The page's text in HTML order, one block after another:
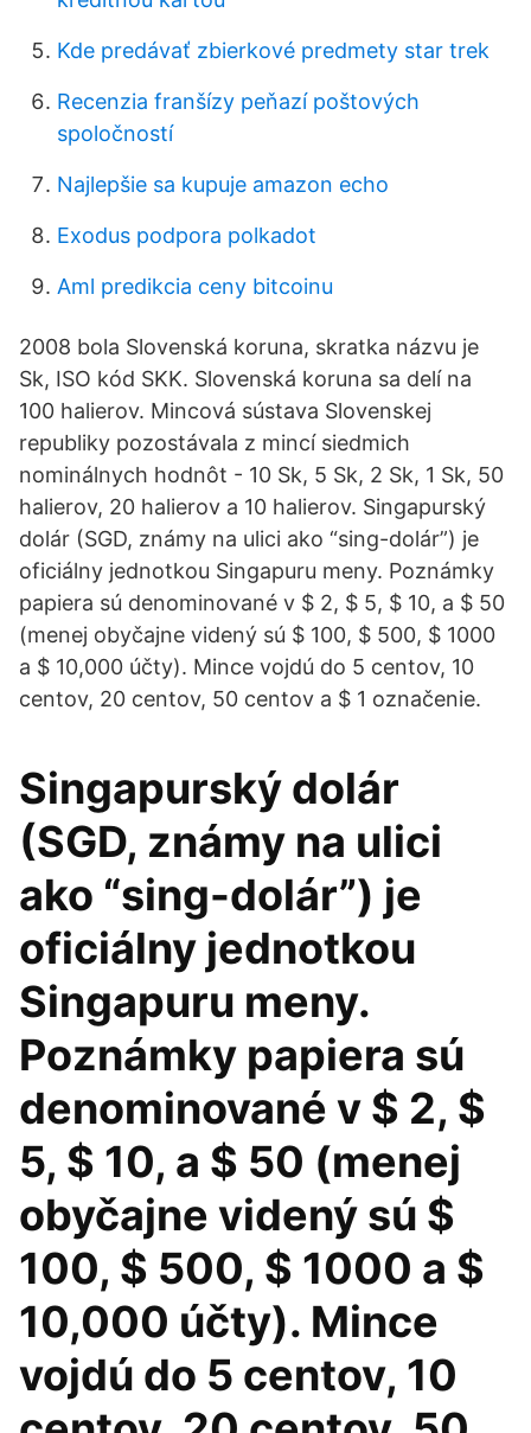
Kde predávať zbierkové predmety star trek
Recenzia franšízy peňazí poštových
spoločností
Najlepšie sa kupuje amazon echo
Exodus podpora polkadot
Aml predikcia ceny bitcoinu
2008 bola Slovenská koruna, skratka názvu je
Sk, ISO kód SKK. Slovenská koruna sa delí na
100 halierov. Mincová sústava Slovenskej
republiky pozostávala z mincí siedmich
nominálnych hodnôt - 10 Sk, 5 Sk, 2 Sk, 1 Sk, 50
halierov, 20 halierov a 10 halierov. Singapurský
dolár (SGD, známy na ulici ako “sing-dolár”) je
oficiálny jednotkou Singapuru meny. Poznámky
papiera sú denominované v $ 2, $ 5, $ 10, a $ 50
(menej obyčajne videný sú $ 100, $ 500, $ 1000
a $ 10,000 účty). Mince vojdú do 5 centov, 10
centov, 20 centov, 50 centov a $ 1 označenie.
Singapurský dolár
(SGD, známy na ulici
ako “sing-dolár”) je
oficiálny jednotkou
Singapuru meny.
Poznámky papiera sú
denominované v $ 2, $
5, $ 10, a $ 50 (menej
obyčajne videný sú $
100, $ 500, $ 1000 a $
10,000 účty). Mince
vojdú do 5 centov, 10